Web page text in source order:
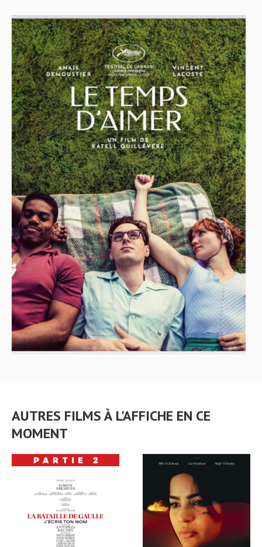
AUTRES FILMS À L'AFFICHE EN CE
MOMENT